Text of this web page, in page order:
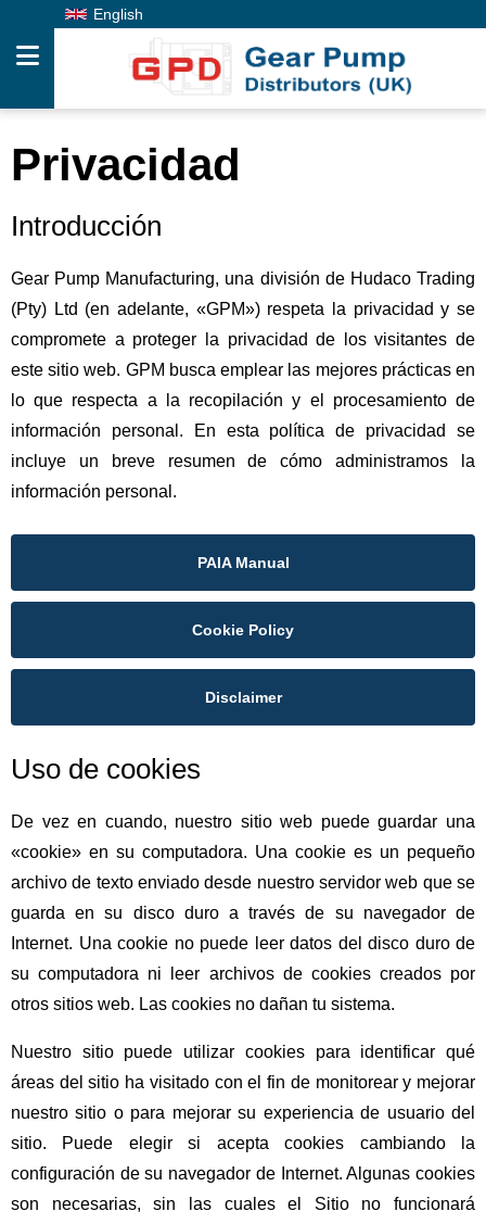
English
Servicios
De
Servicio
Y
Reparación
Nosotros
Recursos
Contáctenos
Privacidad
Introducción
Gear Pump Manufacturing, una división de Hudaco Trading
(Pty) Ltd (en adelante, «GPM») respeta la privacidad y se
compromete a proteger la privacidad de los visitantes de
este sitio web. GPM busca emplear las mejores prácticas en
lo que respecta a la recopilación y el procesamiento de
información personal. En esta política de privacidad se
incluye un breve resumen de cómo administramos la
información personal.
PAIA Manual
Cookie Policy
Disclaimer
Uso de cookies
De vez en cuando, nuestro sitio web puede guardar una
«cookie» en su computadora. Una cookie es un pequeño
archivo de texto enviado desde nuestro servidor web que se
guarda en su disco duro a través de su navegador de
Internet. Una cookie no puede leer datos del disco duro de
su computadora ni leer archivos de cookies creados por
otros sitios web. Las cookies no dañan tu sistema.
Nuestro sitio puede utilizar cookies para identificar qué
áreas del sitio ha visitado con el fin de monitorear y mejorar
nuestro sitio o para mejorar su experiencia de usuario del
sitio. Puede elegir si acepta cookies cambiando la
configuración de su navegador de Internet. Algunas cookies
son necesarias, sin las cuales el Sitio no funcionará